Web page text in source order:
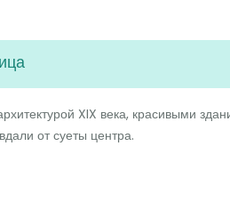
XIX века, красивыми
от суеты центра.